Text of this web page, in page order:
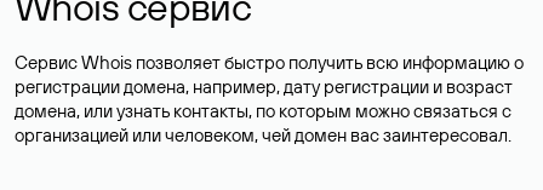
Сервис Whois позволяет быстро получить всю информацию о
регистрации домена, например, дату регистрации и возраст
домена, или узнать контакты, по которым можно связаться с
организацией или человеком, чей домен вас заинтересовал.